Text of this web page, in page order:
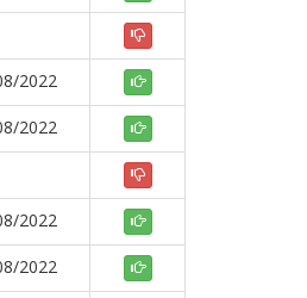
2022
2022
2022
2022